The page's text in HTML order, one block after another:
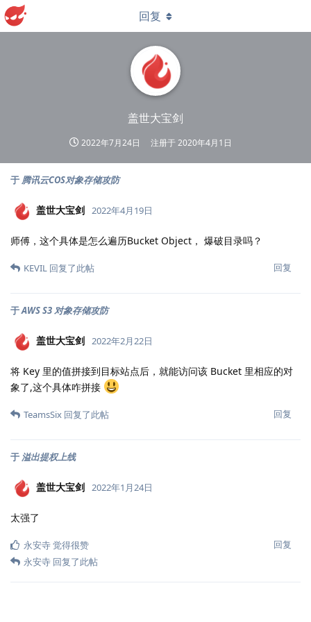
盖世大宝剑
2022年7月24日 注册于2020年4月1日
回复
于 腾讯云COS对象存储攻防
盖世大宝剑 2022年4月19日
师傅，这个具体是怎么遍历Bucket Object， 爆破目录吗？
回复
KEVIL 回复了此帖
于AWS S3 对象存储攻防
盖世大宝剑 2022年2月22日
将 Key 里的值拼接到目标站点后，就能访问该 Bucket 里相应的对
象了,这个具体咋拼接
回复
TeamsSix 回复了此帖
于 溢出提权上线
盖世大宝剑 2022年1月24日
太强了
回复
永安寺觉得很赞
永安寺 回复了此帖